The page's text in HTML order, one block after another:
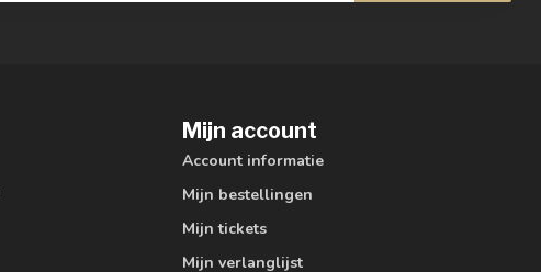
Mijn account
Account informatie
Mijn bestellingen
Mijn tickets
Mijn verlanglijst